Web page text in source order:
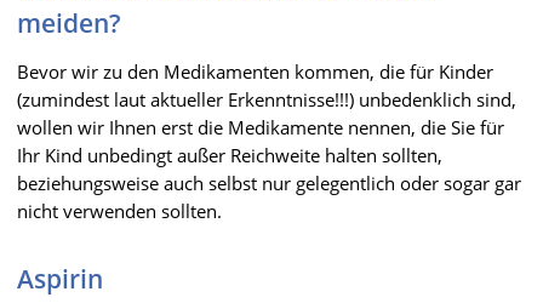
meiden?
Bevor wir zu den Medikamenten kommen, die für Kinder
(zumindest laut aktueller Erkenntnisse!!!) unbedenklich sind,
wollen wir Ihnen erst die Medikamente nennen, die Sie für
Ihr Kind unbedingt außer Reichweite halten sollten,
beziehungsweise auch selbst nur gelegentlich oder sogar gar
nicht verwenden sollten.
Aspirin